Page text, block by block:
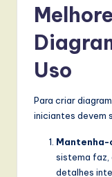
Uso
Para criar
iniciantes devem
Mantenha-
sistema faz,
detalhes